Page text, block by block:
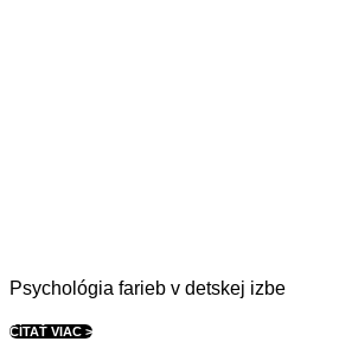
Psychológia farieb v detskej izbe
ČÍTAŤ VIAC >